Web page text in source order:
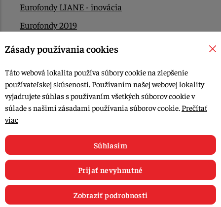
Eurofondy LIANE - inovácia
Eurofondy 2019
Eurofondy 2022/2023
Kontakt
© 2015-2026, LIANA GOLIAŠ s.r.o. všetky práva vyhradené.
Upraviť nastavenia Cookies
Zásady používania cookies
Táto webová lokalita používa súbory cookie na zlepšenie
používateľskej skúsenosti. Používaním našej webovej lokality
vyjadrujete súhlas s používaním všetkých súborov cookie v
súlade s našimi zásadami používania súborov cookie. Prečítať
viac
Súhlasím
Prijať nevyhnutné
Zobraziť podrobnosti